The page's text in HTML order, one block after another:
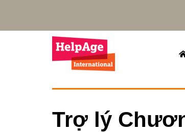
Trợ lý